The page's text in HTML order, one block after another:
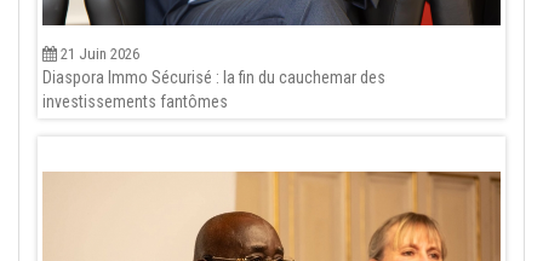
21 Juin 2026
Diaspora Immo Sécurisé : la fin du cauchemar des
investissements fantômes